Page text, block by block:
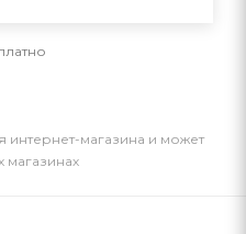
интернет-магазина и может
магазинах